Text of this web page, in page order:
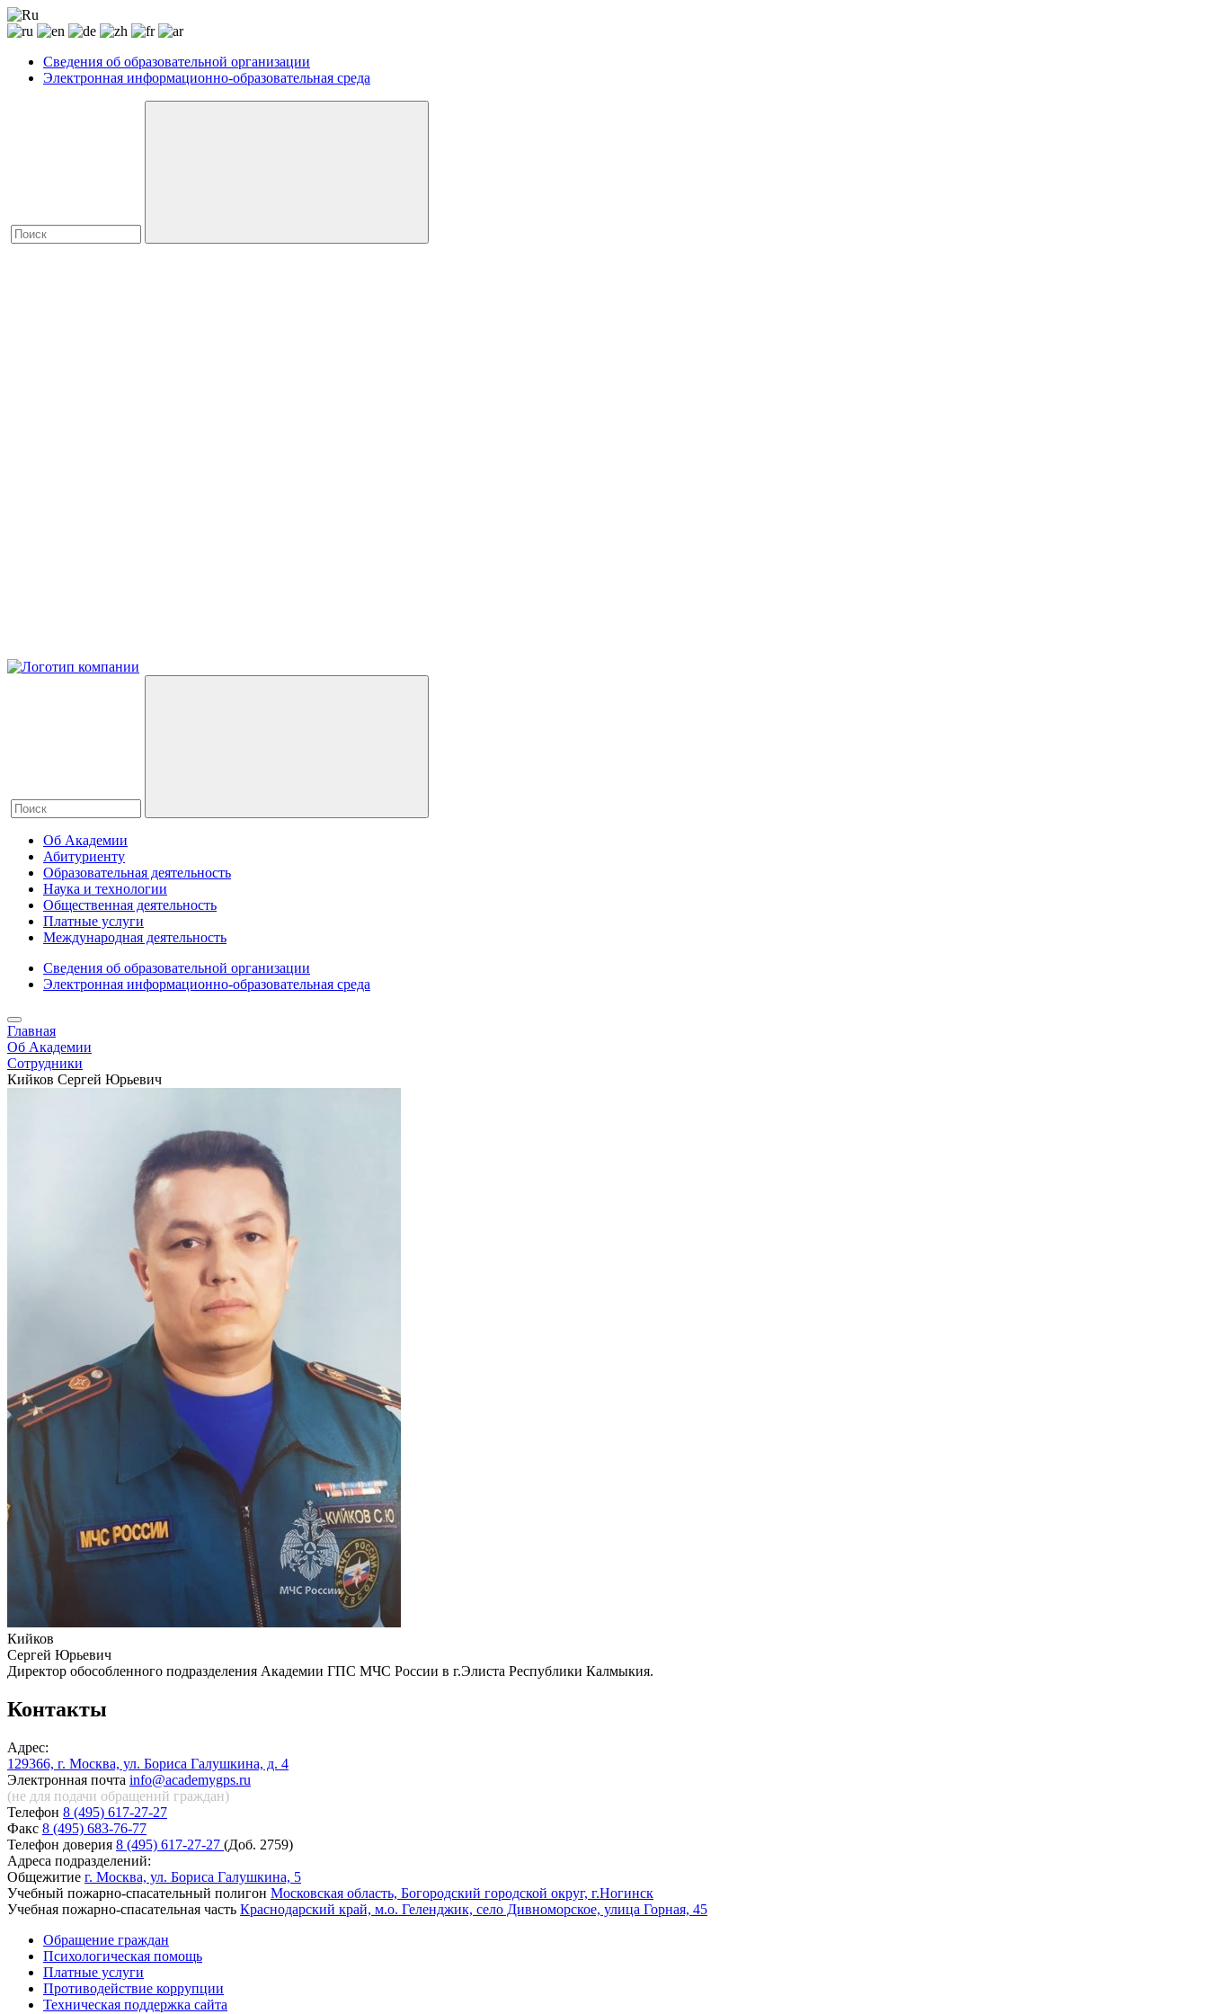
Сведения об образовательной организации
Электронная информационно-образовательная среда
Об Академии
Абитуриенту
Образовательная деятельность
Наука и технологии
Общественная деятельность
Платные услуги
Международная деятельность
Сведения об образовательной организации
Электронная информационно-образовательная среда
Главная
Об Академии
Сотрудники
Кийков Сергей Юрьевич
Кийков
Сергей Юрьевич
Директор обособленного подразделения Академии ГПС МЧС России в г.Элиста Республики Калмыкия.
Контакты
Адрес:
129366, г. Москва, ул. Бориса Галушкина, д. 4
Электронная почта info@academygps.ru
(не для подачи обращений граждан)
Телефон 8 (495) 617-27-27
Факс 8 (495) 683-76-77
Телефон доверия 8 (495) 617-27-27 (Доб. 2759)
Адреса подразделений:
Общежитие г. Москва, ул. Бориса Галушкина, 5
Учебный пожарно-спасательный полигон Московская область, Богородский городской округ, г.Ногинск
Учебная пожарно-спасательная часть Краснодарский край, м.о. Геленджик, село Дивноморское, улица Горная, 45
Обращение граждан
Психологическая помощь
Платные услуги
Противодействие коррупции
Техническая поддержка сайта